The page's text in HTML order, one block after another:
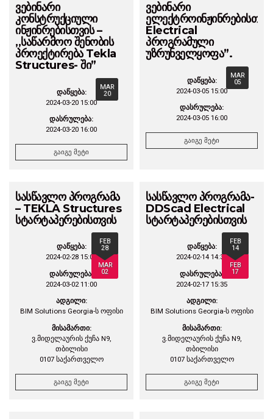
ვებინარი
კონსტრუქციული
ინჟინრებისთვის –
,,საწარმოო შენობის
პროექტირება Tekla
Structures- ში”
MAR
20
დაწყება:
2024-03-20 15:00
დასრულება:
2024-03-20 16:00
გაიგე მეტი
ვებინარი
Electrical
პროგრამული
უზრუნველყოფა”.
MAR
05
დაწყება:
2024-03-05 15:00
დასრულება:
2024-03-05 16:00
გაიგე მეტი
სასწავლო პროგრამა
– TEKLA Structures
სტარტაპერებისთვის
FEB
28
MAR
02
დაწყება:
2024-02-28 15:00
დასრულება:
2024-03-02 11:00
ადგილი:
BIM Solutions Georgia-ს ოფისი
მისამართი:
ვ.მიდელაურის ქუჩა N9,
თბილისი
0107 საქართველო
გაიგე მეტი
სასწავლო პროგრამა-
DDScad Electrical
სტარტაპერებისთვის
FEB
14
FEB
17
დაწყება:
2024-02-14 14:35
დასრულება:
2024-02-17 15:35
ადგილი:
BIM Solutions Georgia-ს ოფისი
მისამართი:
ვ.მიდელაურის ქუჩა N9,
თბილისი
0107 საქართველო
გაიგე მეტი